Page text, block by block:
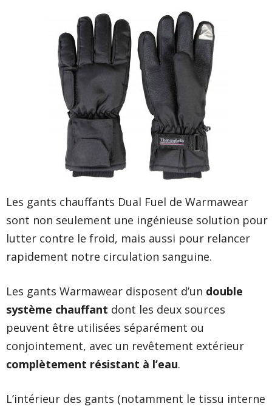
Les gants chauffants Dual Fuel de Warmawear
sont non seulement une ingénieuse solution pour
lutter contre le froid, mais aussi pour relancer
rapidement notre circulation sanguine.
Les gants Warmawear disposent d’un double
système chauffant dont les deux sources
peuvent être utilisées séparément ou
conjointement, avec un revêtement extérieur
complètement résistant à l’eau.
L’intérieur des gants (notamment le tissu interne